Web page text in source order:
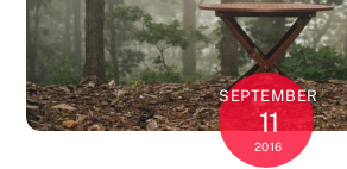
SEPTEMBER
11
2016